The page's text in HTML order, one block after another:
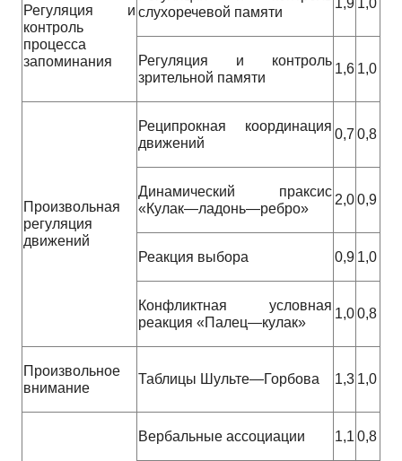
Регуляция и
контроль
процесса
запоминания
слухоречевой памяти
Регуляция и контроль
зрительной памяти
1,6 1,0
Произвольная
регуляция
движений
Реципрокная координация
движений
0,7 0,8
Динамический праксис
«Кулак—ладонь—ребро»
2,00,9
Реакция выбора 0,9 1,0
Конфликтная условная
реакция «Палец—кулак»
1,00,8
Произвольное
внимание
Таблицы Шульте—Горбова 1,3 1,0
Вербальные ассоциации 1,1 0,8